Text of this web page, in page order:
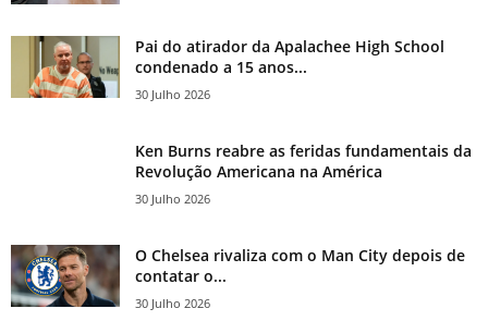
Pai do atirador da Apalachee High School
condenado a 15 anos...
30 Julho 2026
Ken Burns reabre as feridas fundamentais da
Revolução Americana na América
30 Julho 2026
O Chelsea rivaliza com o Man City depois de
contatar o...
30 Julho 2026